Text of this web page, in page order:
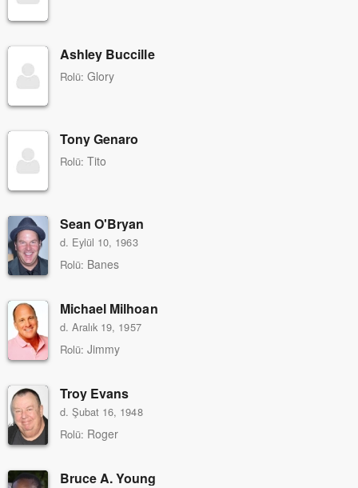
Ashley Buccille
Rolü: Glory
Tony Genaro
Rolü: Tito
Sean O'Bryan
d. Eylül 10, 1963
Rolü: Banes
Michael Milhoan
d. Aralık 19, 1957
Rolü: Jimmy
Troy Evans
d. Şubat 16, 1948
Rolü: Roger
Bruce A. Young